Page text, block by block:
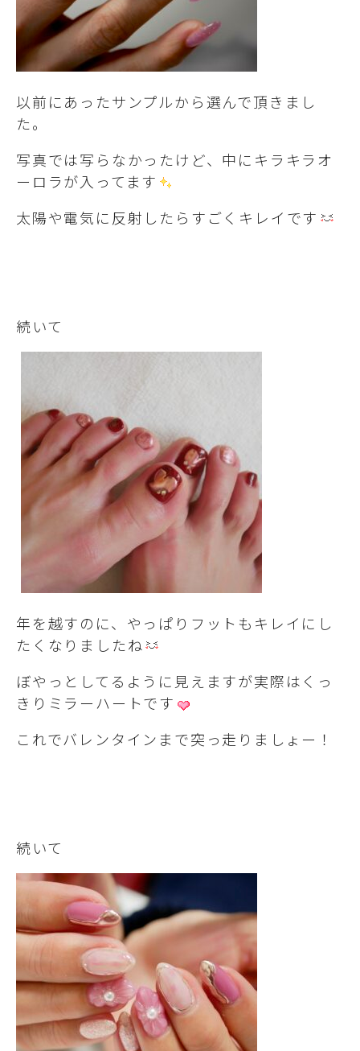
以前にあったサンプルから選んで頂きまし
た。
写真では写らなかったけど、中にキラキラオ
ーロラが入ってます
太陽や電気に反射したらすごくキレイです
続いて
年を越すのに、やっぱりフットもキレイにし
たくなりましたね
ぼやっとしてるように見えますが実際はくっ
きりミラーハートです
これでバレンタインまで突っ走りましょー！
続いて